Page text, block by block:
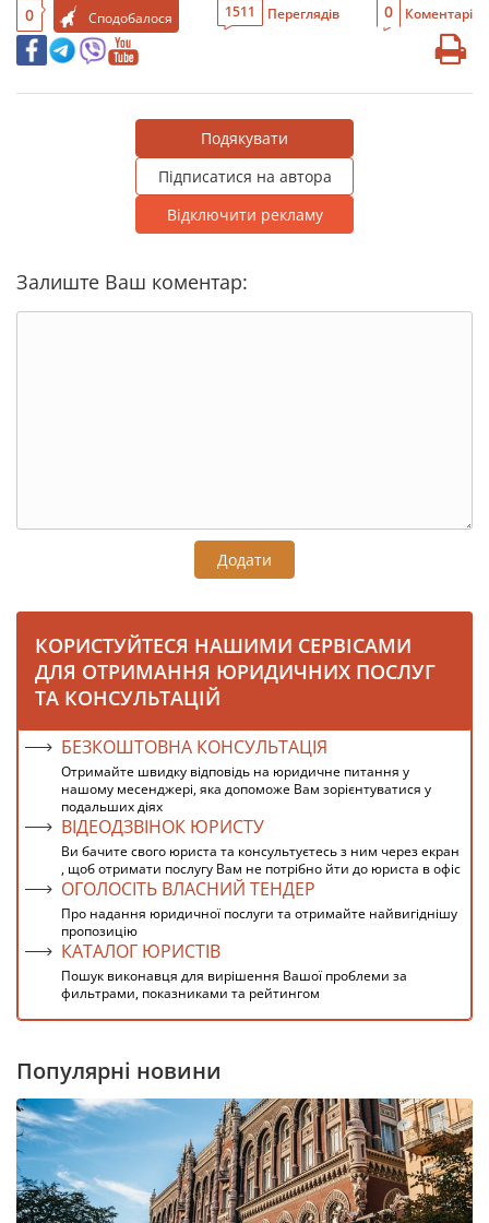
0 Сподобалося 1511 Переглядів 0 Коментарі
Подякувати
Підписатися на автора
Відключити рекламу
Залиште Ваш коментар:
Додати
КОРИСТУЙТЕСЯ НАШИМИ СЕРВІСАМИ
ДЛЯ ОТРИМАННЯ ЮРИДИЧНИХ ПОСЛУГ
ТА КОНСУЛЬТАЦІЙ
БЕЗКОШТОВНА КОНСУЛЬТАЦІЯ
Отримайте швидку відповідь на юридичне питання у
нашому месенджері, яка допоможе Вам зорієнтуватися у
подальших діях
ВІДЕОДЗВІНОК ЮРИСТУ
Ви бачите свого юриста та консультуєтесь з ним через екран
, щоб отримати послугу Вам не потрібно йти до юриста в офіс
ОГОЛОСІТЬ ВЛАСНИЙ ТЕНДЕР
Про надання юридичної послуги та отримайте найвигіднішу
пропозицію
КАТАЛОГ ЮРИСТІВ
Пошук виконавця для вирішення Вашої проблеми за
фильтрами, показниками та рейтингом
Популярні новини